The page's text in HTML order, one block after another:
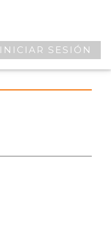
INICIAR SESIÓN